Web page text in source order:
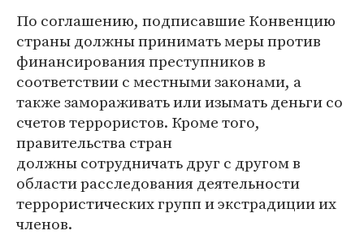
По соглашению, подписавшие Конвенцию
страны должны принимать меры против
финансирования преступников в
соответствии с местными законами, а
также замораживать или изымать деньги со
счетов террористов. Кроме того,
правительства стран
должны сотрудничать друг с другом в
области расследования деятельности
террористических групп и экстрадиции их
членов.